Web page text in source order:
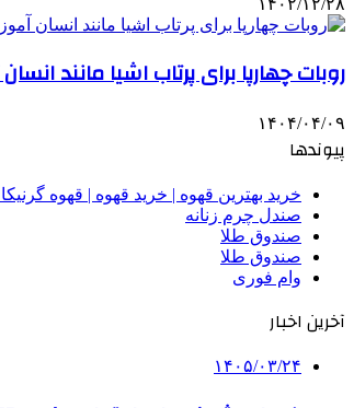
روبات چهارپا برای پرتاب اشیا مانند
۱۴۰۴/۰۴/۰۹
پیوندها
خرید بهترین قهوه | خرید قهوه | قهوه
صندل چرم زنانه
صندوق طلا
صندوق طلا
وام فوری
آخرین اخبار
۱۴۰۵/۰۳/۲۴